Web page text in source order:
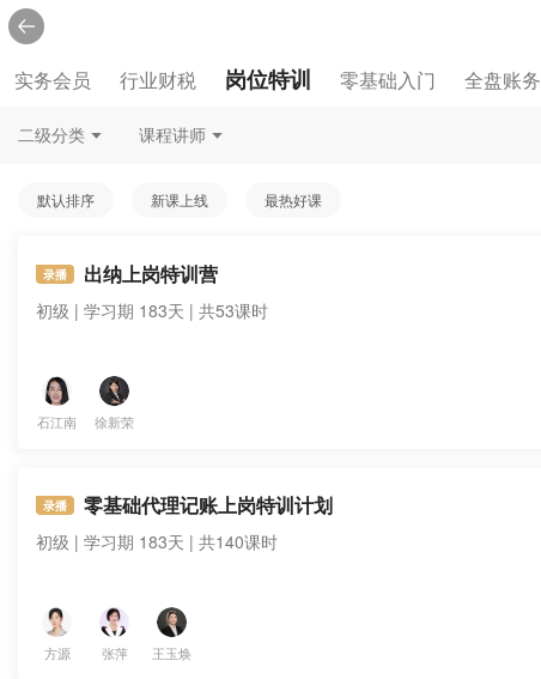
实务会员 行业财税 岗位特训 零基础入门 全盘账务
二级分类 课程讲师
默认排序 新课上线 最热好课
录播 出纳上岗特训营
初级 | 学习期 183天 | 共53课时
石江南 徐新荣
录播 零基础代理记账上岗特训计划
初级 | 学习期 183天 | 共140课时
方源 张萍 王玉焕